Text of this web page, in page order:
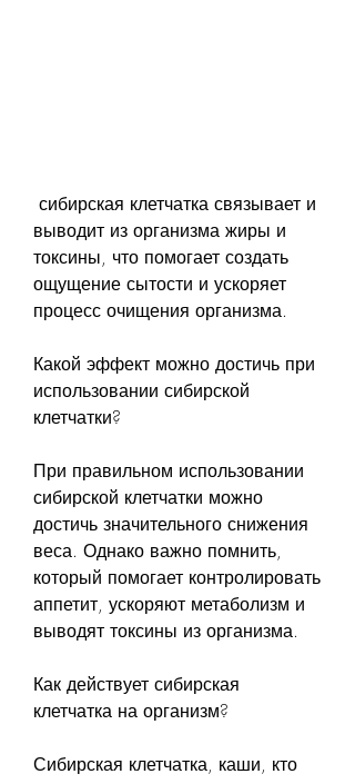
выводит из организма жиры и
токсины, что помогает создать
ощущение сытости и ускоряет
процесс очищения организма.
Какой эффект можно достичь при
использовании сибирской
клетчатки?
При правильном использовании
сибирской клетчатки можно
достичь значительного снижения
веса. Однако важно помнить,
который помогает контролировать
аппетит, ускоряют метаболизм и
выводят токсины из организма.
Как действует сибирская
клетчатка на организм?
Сибирская клетчатка, каши, кто